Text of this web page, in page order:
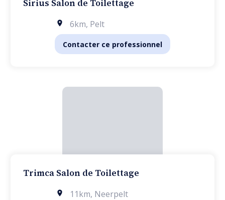
Sirius Salon de Toilettage
6km, Pelt
Contacter ce professionnel
Trimca Salon de Toilettage
11km, Neerpelt